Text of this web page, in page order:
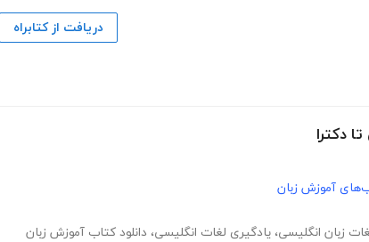
دریافت از کتابراه
آموزش زبان
زبان انگلیسی، یادگیری لغات انگلیسی، دانلود کتاب آموزش زبان